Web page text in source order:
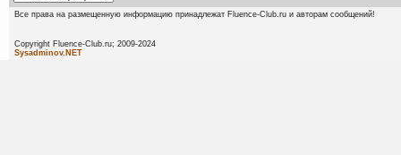
Все права на размещенную информацию принадлежат Fluence-Club.ru и авторам сообщений!
Copyright Fluence-Club.ru;
Sysadminov.NET